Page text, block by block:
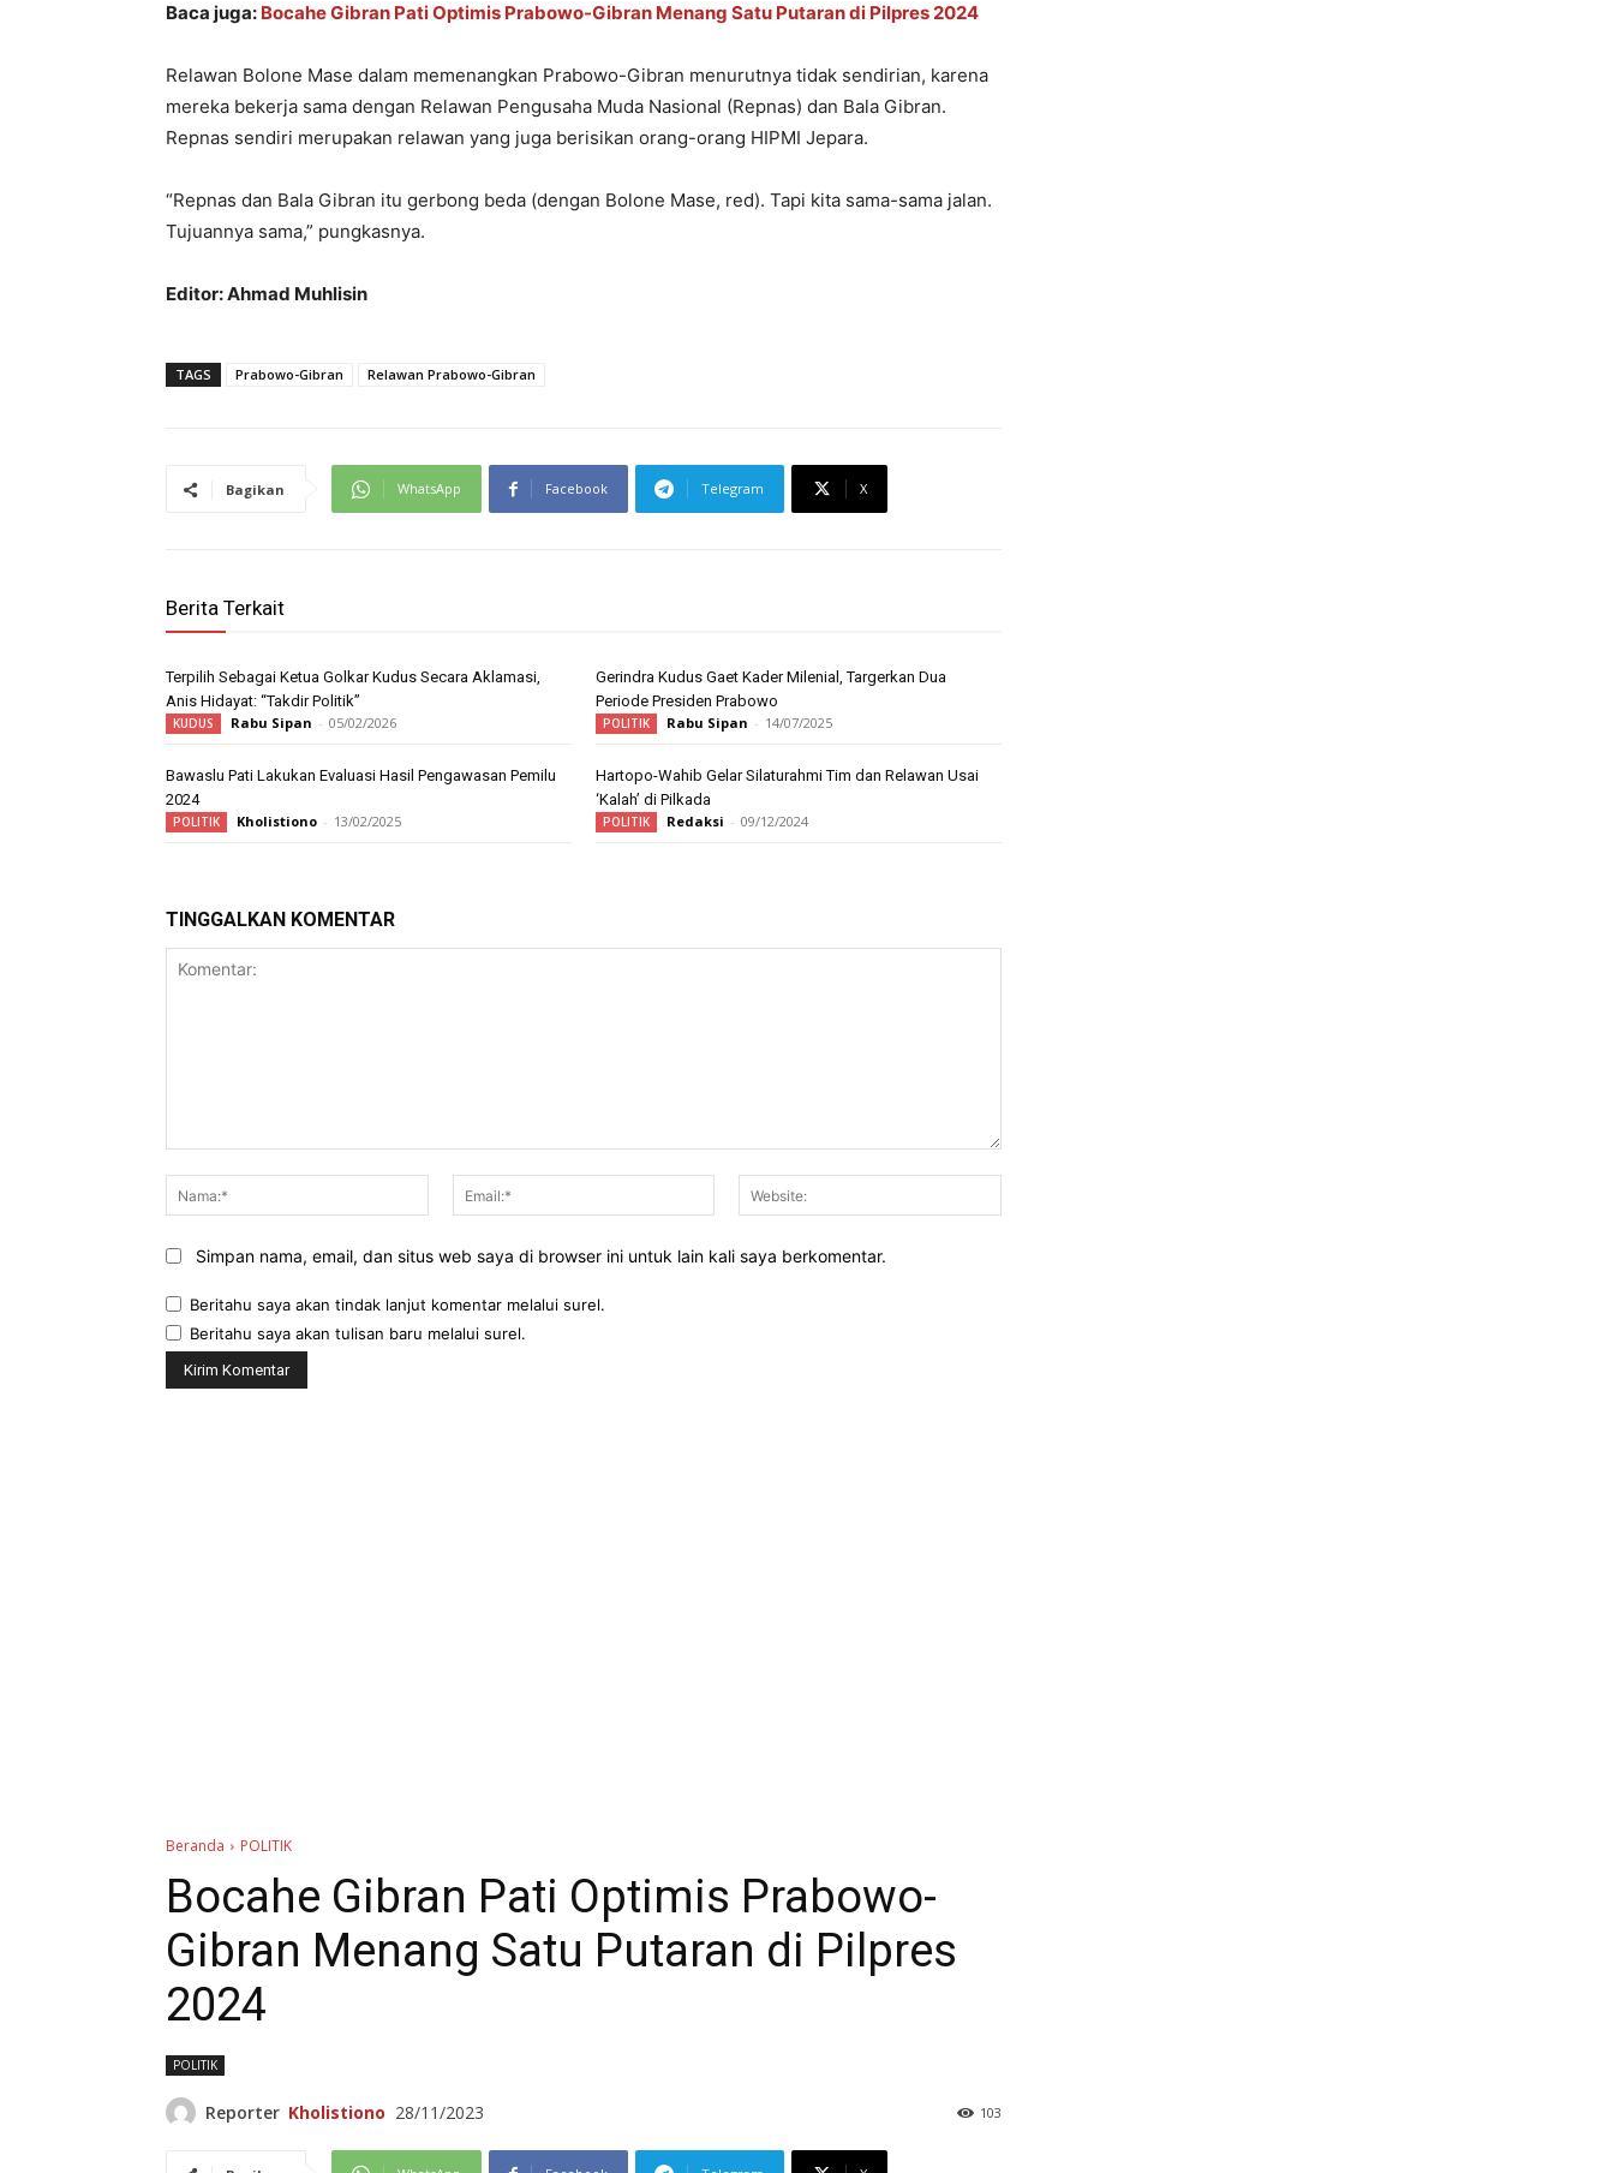
Baca juga: Bocahe Gibran Pati Optimis Prabowo-Gibran Menang Satu Putaran di Pilpres 2024
Relawan Bolone Mase dalam memenangkan Prabowo-Gibran menurutnya tidak sendirian, karena
mereka bekerja sama dengan Relawan Pengusaha Muda Nasional (Repnas) dan Bala Gibran.
Repnas sendiri merupakan relawan yang juga berisikan orang-orang HIPMI Jepara.
“Repnas dan Bala Gibran itu gerbong beda (dengan Bolone Mase, red). Tapi kita sama-sama jalan.
Tujuannya sama,” pungkasnya.
Editor: Ahmad Muhlisin
TAGS Prabowo-Gibran Relawan Prabowo-Gibran
Bagikan WhatsApp Facebook Telegram X
Berita Terkait
Terpilih Sebagai Ketua Golkar Kudus Secara Aklamasi,
Anis Hidayat: “Takdir Politik”
KUDUS Rabu Sipan - 05/02/2026
Gerindra Kudus Gaet Kader Milenial, Targerkan Dua
Periode Presiden Prabowo
POLITIK Rabu Sipan - 14/07/2025
Bawaslu Pati Lakukan Evaluasi Hasil Pengawasan Pemilu
2024
POLITIK Kholistiono - 13/02/2025
Hartopo-Wahib Gelar Silaturahmi Tim dan Relawan Usai
‘Kalah’ di Pilkada
POLITIK Redaksi - 09/12/2024
TINGGALKAN KOMENTAR
Nama:*
Email:*
Simpan nama, email, dan situs web saya di browser ini untuk lain kali saya berkomentar.
Beritahu saya akan tindak lanjut komentar melalui surel.
Beritahu saya akan tulisan baru melalui surel.